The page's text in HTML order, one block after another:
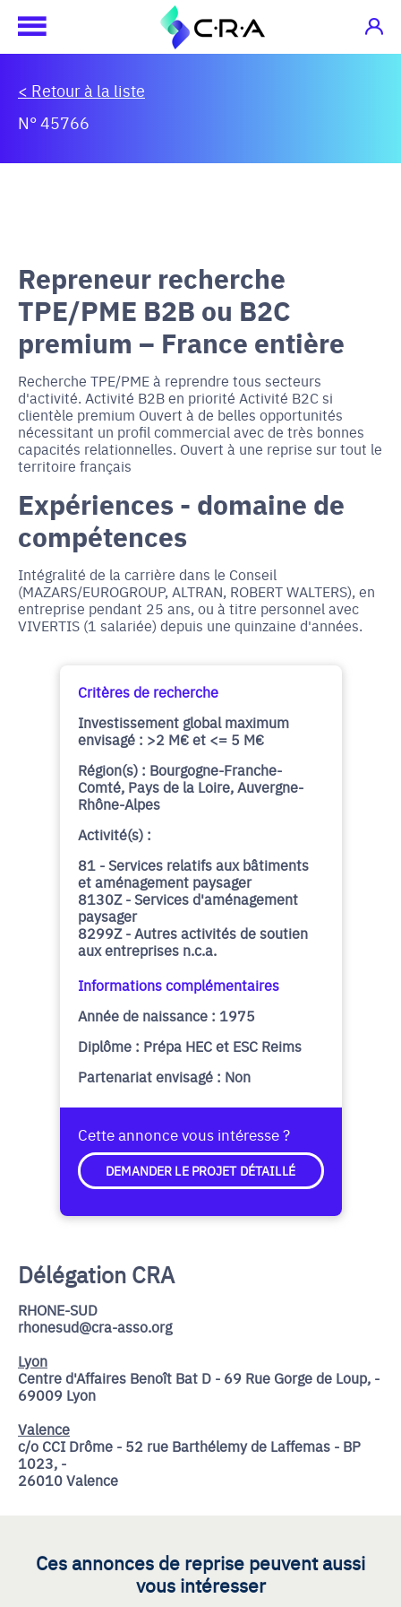
< Retour à la liste
N° 45766
Repreneur recherche
TPE/PME B2B ou B2C
premium – France entière
Recherche TPE/PME à reprendre tous secteurs
d'activité. Activité B2B en priorité Activité B2C si
clientèle premium Ouvert à de belles opportunités
nécessitant un profil commercial avec de très bonnes
capacités relationnelles. Ouvert à une reprise sur tout le
territoire français
Expériences - domaine de
compétences
Intégralité de la carrière dans le Conseil
(MAZARS/EUROGROUP, ALTRAN, ROBERT WALTERS), en
entreprise pendant 25 ans, ou à titre personnel avec
VIVERTIS (1 salariée) depuis une quinzaine d'années.
Critères de recherche
Investissement global maximum
envisagé : >2 M€ et <= 5 M€
Région(s) : Bourgogne-Franche-
Comté, Pays de la Loire, Auvergne-
Rhône-Alpes
Activité(s) :
81 - Services relatifs aux bâtiments
et aménagement paysager
8130Z - Services d'aménagement
paysager
8299Z - Autres activités de soutien
aux entreprises n.c.a.
Informations complémentaires
Année de naissance : 1975
Diplôme : Prépa HEC et ESC Reims
Partenariat envisagé : Non
Cette annonce vous intéresse ?
DEMANDER LE PROJET DÉTAILLÉ
Délégation CRA
RHONE-SUD
rhonesud@cra-asso.org
Lyon
Centre d'Affaires Benoît Bat D - 69 Rue Gorge de Loup, -
69009 Lyon
Valence
c/o CCI Drôme - 52 rue Barthélemy de Laffemas - BP
1023, -
26010 Valence
Ces annonces de reprise peuvent aussi
vous intéresser